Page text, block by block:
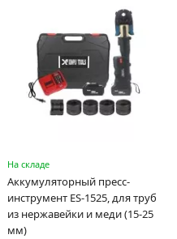
На складе
Аккумуляторный пресс-
инструмент ES-1525, для труб
из нержавейки и меди (15-25
мм)